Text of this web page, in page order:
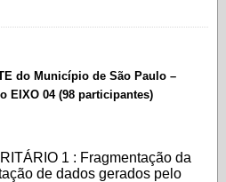
do Município de São Paulo –
EIXO 04 (98 participantes)
1 : Fragmentação da
de dados gerados pelo